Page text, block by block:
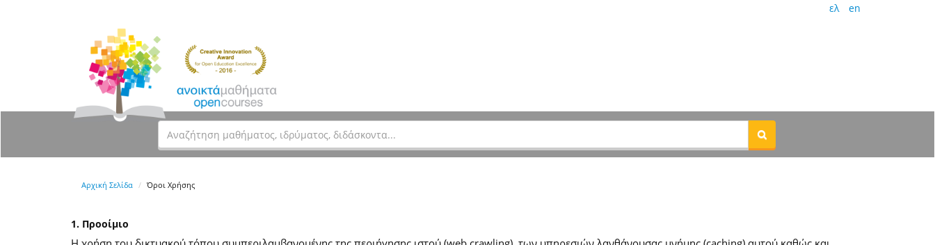
ελ en
Αρχική Σελίδα Όροι Χρήσης
1. Προοίμιο